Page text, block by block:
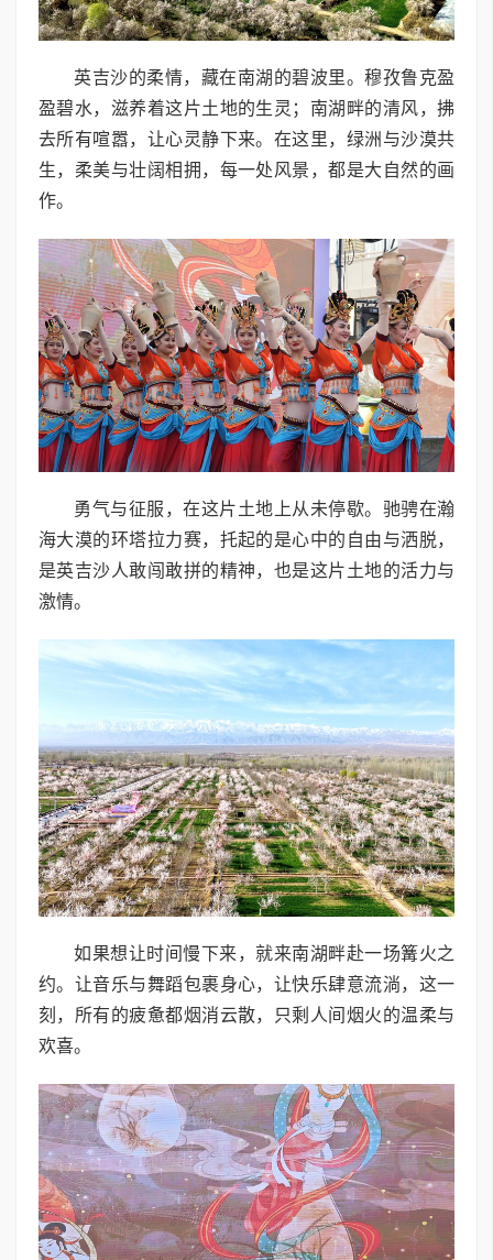
英吉沙的柔情，藏在南湖的碧波里。穆孜鲁克盈
盈碧水，滋养着这片土地的生灵；南湖畔的清风，拂
去所有喧嚣，让心灵静下来。在这里，绿洲与沙漠共
生，柔美与壮阔相拥，每一处风景，都是大自然的画
作。
勇气与征服，在这片土地上从未停歇。驰骋在瀚
海大漠的环塔拉力赛，托起的是心中的自由与洒脱，
是英吉沙人敢闯敢拼的精神，也是这片土地的活力与
激情。
如果想让时间慢下来，就来南湖畔赴一场篝火之
约。让音乐与舞蹈包裹身心，让快乐肆意流淌，这一
刻，所有的疲惫都烟消云散，只剩人间烟火的温柔与
欢喜。